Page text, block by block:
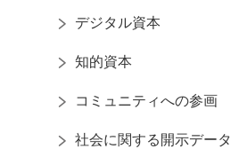
デジタル資本
知的資本
コミュニティへの参画
社会に関する開示データ